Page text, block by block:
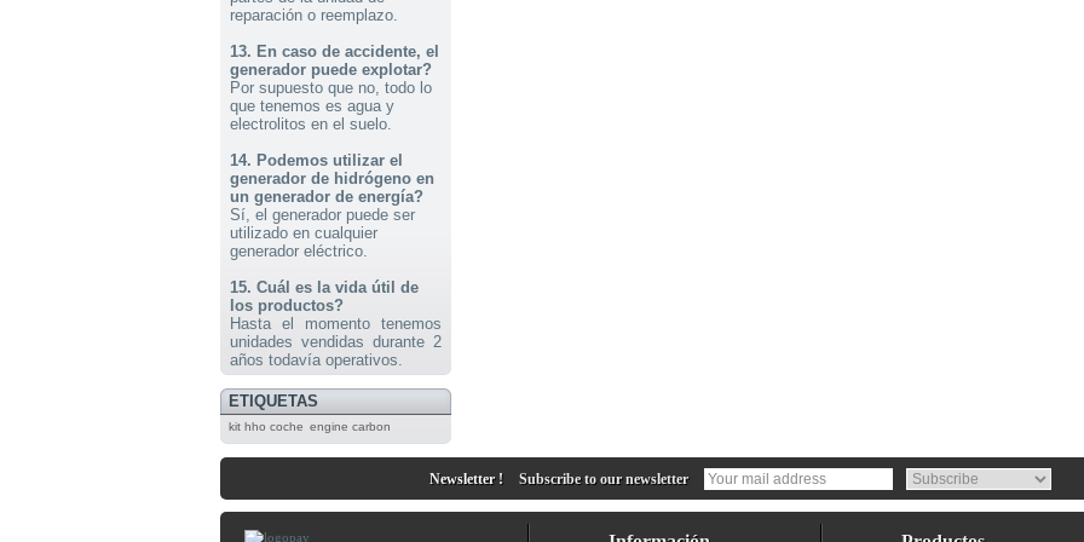
Send to > Netherlands
2026-07-30 14:01:26
1x Kit HHO DC3000 para Coches
Send to > Lithuania
1x Kit HHO DC3000 para Coches
Send to > Lithuania
2026-07-30 14:01:26
1x Kit HHO DC3000 para Coches
Send to > Lithuania
2026-07-29 14:04:28
1x 30A CCPWM Corriente
Constante - Control Electrónico -
Modulador de Ancho de Pulso
Send to > France
2026-07-29 14:04:28
1x 30A CCPWM Corriente
Constante - Control Electrónico -
Modulador de Ancho de Pulso
Send to > France
2026-07-29 14:04:28
1x 30A CCPWM Corriente
Constante - Control Electrónico -
reparación o reemplazo.
13. En caso de accidente, el
generador puede explotar?
Por supuesto que no, todo lo
que tenemos es agua y
electrolitos en el suelo.
14. Podemos utilizar el
generador de hidrógeno en
un generador de energía?
Sí, el generador puede ser
utilizado en cualquier
generador eléctrico.
15. Cuál es la vida útil de
los productos?
Hasta el momento tenemos
unidades vendidas durante 2
años todavía operativos.
ETIQUETAS
kit hho coche engine carbon
Newsletter ! Subscribe to our newsletter